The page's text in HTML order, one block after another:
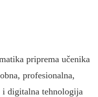
priprema učenika
profesionalna,
digitalna tehnologija